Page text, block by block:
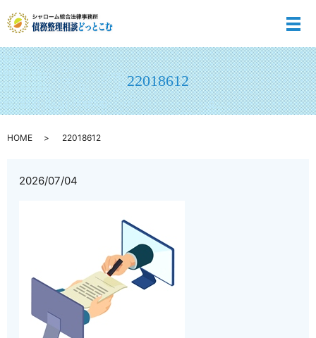
メ
22018612
HOME 22018612
2026/07/04